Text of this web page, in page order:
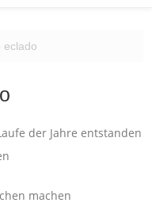
eclado
der Jahre entstanden
machen